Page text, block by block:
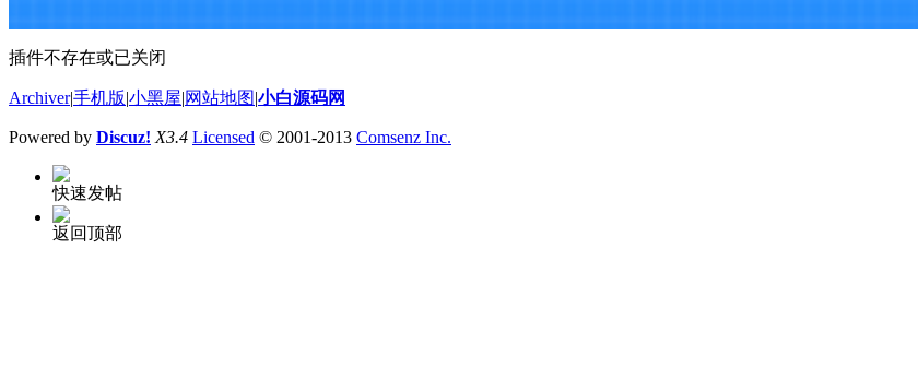
插件不存在或已关闭
Archiver|手机版 小黑屋 网站地图 小白源码网
Powered by Discuz! X3.4 Licensed © 2001-2013 Comsenz Inc.
快速发帖
返回顶部